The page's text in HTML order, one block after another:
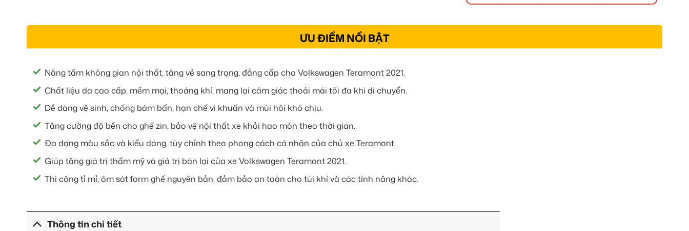
ƯU ĐIỂM NỔI BẬT
Nâng tầm không gian nội thất, tăng vẻ sang trọng, đẳng cấp cho Volkswagen Teramont 2021.
Chất liệu da cao cấp, mềm mại, thoáng khí, mang lại cảm giác thoải mái tối đa khi di chuyển.
Dễ dàng vệ sinh, chống bám bẩn, hạn chế vi khuẩn và mùi hôi khó chịu.
Tăng cường độ bền cho ghế zin, bảo vệ nội thất xe khỏi hao mòn theo thời gian.
Đa dạng màu sắc và kiểu dáng, tùy chỉnh theo phong cách cá nhân của chủ xe Teramont.
Giúp tăng giá trị thẩm mỹ và giá trị bán lại của xe Volkswagen Teramont 2021.
Thi công tỉ mỉ, ôm sát form ghế nguyên bản, đảm bảo an toàn cho túi khí và các tính năng khác.
Thông tin chi tiết